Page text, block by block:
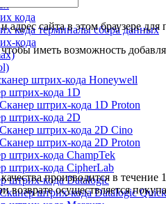
кода
кода терминалы сбора данных
кода
штрих-кода Honeywell
штрих-кода 1D
Сканер штрих-кода 1D Proton
штрих-кода 2D
Сканер штрих-кода 2D Cino
Сканер штрих-кода 2D Proton
штрих-кода ChampTek
штрих-кода CipherLab
штрих-кода Datalogic
Сканер штрих-кода Datalogic
адрес сайта в этом браузере
иметь возможность
производится в
возврате осуществляется